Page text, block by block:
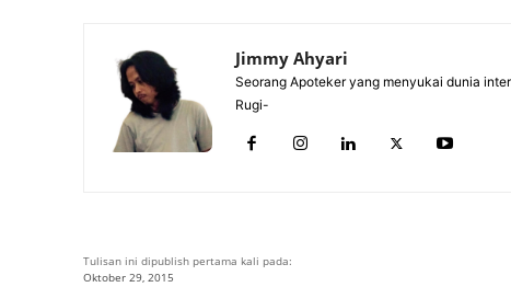
Jimmy Ahyari
Seorang Apoteker yang menyukai dunia
Rugi-
Tulisan ini dipublish pertama kali pada:
Oktober 29, 2015